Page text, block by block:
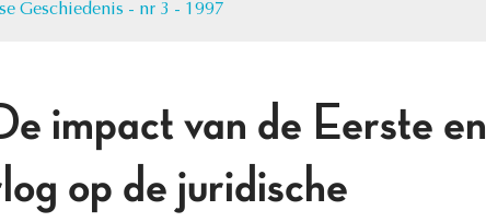
Geschiedenis - nr 3 - 1997
impact van de Eerste en
op de juridische